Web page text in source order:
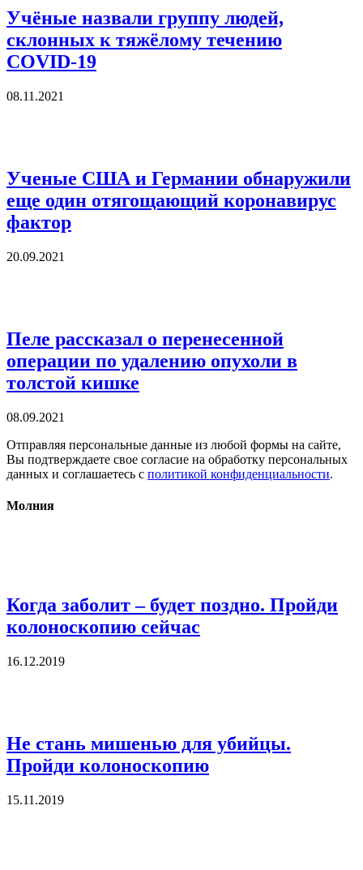
Учёные назвали группу людей,
склонных к тяжёлому течению
COVID-19
08.11.2021
Ученые США и Германии обнаружили
еще один отягощающий коронавирус
фактор
20.09.2021
Пеле рассказал о перенесенной
операции по удалению опухоли в
толстой кишке
08.09.2021
Отправляя персональные данные из любой формы на сайте,
Вы подтверждаете свое согласие на обработку персональных
данных и соглашаетесь с политикой конфиденциальности.
Молния
Когда заболит – будет поздно. Пройди
колоноскопию сейчас
16.12.2019
Не стань мишенью для убийцы.
Пройди колоноскопию
15.11.2019